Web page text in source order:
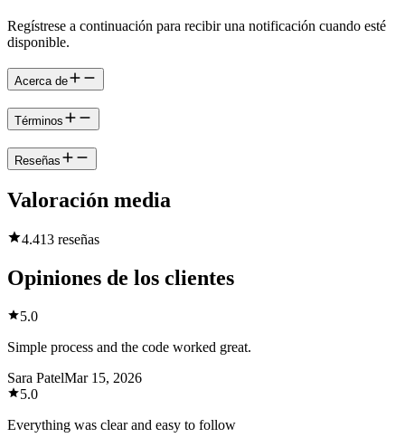
Regístrese a continuación para recibir una notificación cuando esté
disponible.
Acerca de
Términos
Reseñas
Valoración media
4.413 reseñas
Opiniones de los clientes
5.0
Simple process and the code worked great.
Sara PatelMar 15, 2026
5.0
Everything was clear and easy to follow